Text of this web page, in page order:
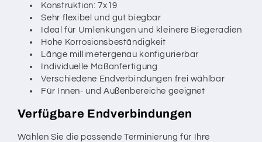
Konstruktion: 7x19
Sehr flexibel und gut biegbar
Ideal für Umlenkungen und kleinere Biegeradien
Hohe Korrosionsbeständigkeit
Länge millimetergenau konfigurierbar
Individuelle Maßanfertigung
Verschiedene Endverbindungen frei wählbar
Für Innen- und Außenbereiche geeignet
Verfügbare Endverbindungen
Wählen Sie die passende Terminierung für Ihre